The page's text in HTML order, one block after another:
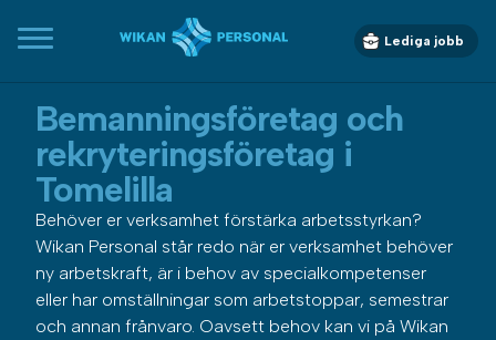
Lediga jobb
Bemanningsföretag och
rekryteringsföretag i
Tomelilla
Behöver er verksamhet förstärka arbetsstyrkan?
Wikan Personal står redo när er verksamhet behöver
ny arbetskraft, är i behov av specialkompetenser
eller har omställningar som arbetstoppar, semestrar
och annan frånvaro. Oavsett behov kan vi på Wikan